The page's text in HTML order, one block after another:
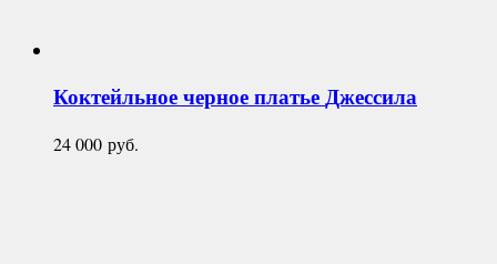
Коктейльное черное платьеДжессила
24 000 руб.